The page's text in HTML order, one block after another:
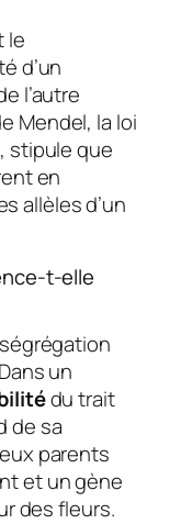
le
d’un
l’autre
Mendel, la loi
stipule que
en
allèles d’un
t-elle
un
du trait
de sa
parents
et un gène
des fleurs.